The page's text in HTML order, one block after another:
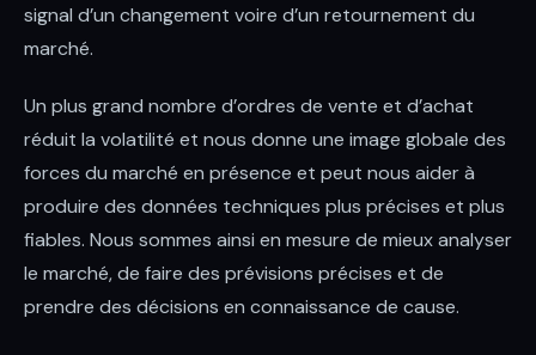
signal d’un changement voire d’un retournement du
marché.
Un plus grand nombre d’ordres de vente et d’achat
réduit la volatilité et nous donne une image globale des
forces du marché en présence et peut nous aider à
produire des données techniques plus précises et plus
fiables. Nous sommes ainsi en mesure de mieux analyser
le marché, de faire des prévisions précises et de
prendre des décisions en connaissance de cause.